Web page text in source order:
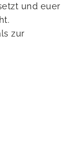
und euer
zur